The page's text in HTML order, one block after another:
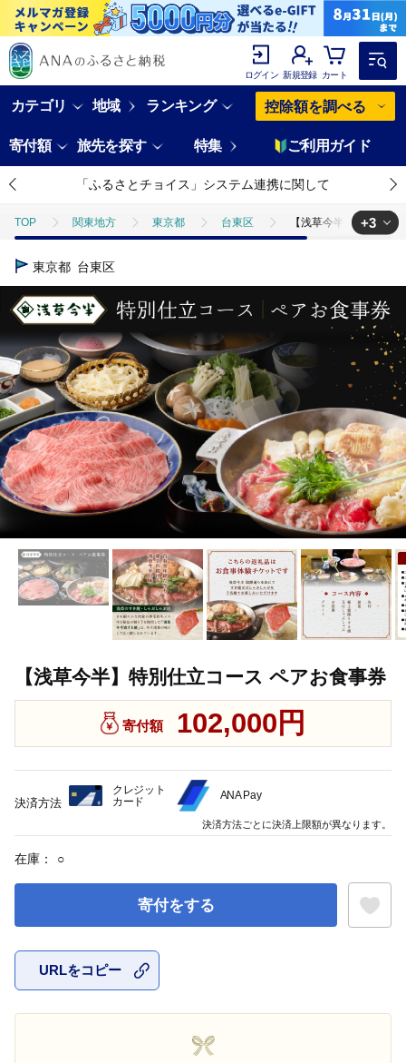
ログイン 新規登録 カート
カテゴリ 地域 ランキング 控除額を調べる
寄付額 旅先を探す 特集 ご利用ガイド
「ふるさとチョイス」システム連携に関して
TOP 関東地方 東京都 台東区 【浅草今半】特別仕立
TOP
TOP 旅行・宿泊・体験 【浅
+3
東京都 台東区
【浅草今半】特別仕立コース ペアお食事券
寄付額 102,000円
在庫： ○
寄付をする
URLをコピー
決済方法
クレジット
カード
ANA Pay
決済方法ごとに決済上限額が異なります。